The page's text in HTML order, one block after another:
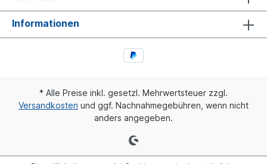
Informationen
* Alle Preise inkl. gesetzl. Mehrwertsteuer zzgl.
Versandkosten und ggf. Nachnahmegebühren, wenn nicht
anders angegeben.